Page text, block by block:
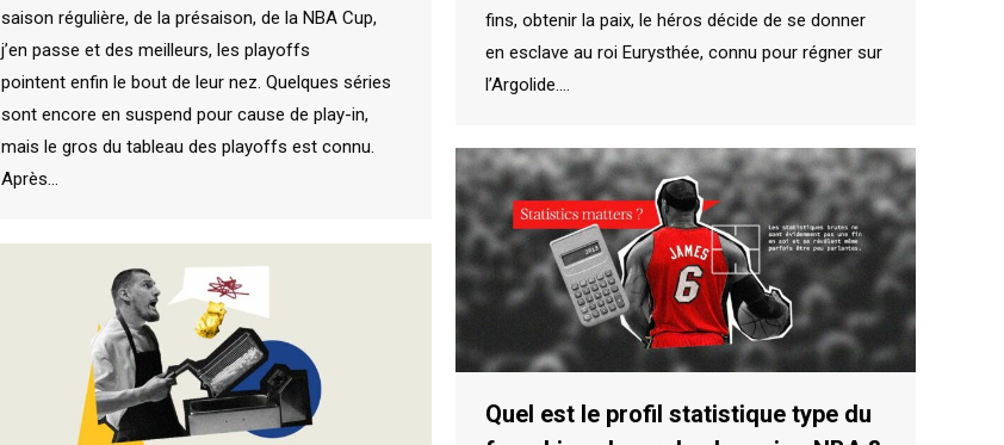
saison régulière, de la présaison, de la NBA Cup,
j’en passe et des meilleurs, les playoffs
pointent enfin le bout de leur nez. Quelques séries
sont encore en suspend pour cause de play-in,
mais le gros du tableau des playoffs est connu.
Après…
fins, obtenir la paix, le héros décide de se donner
en esclave au roi Eurysthée, connu pour régner sur
l’Argolide.…
Quel est le profil statistique type du